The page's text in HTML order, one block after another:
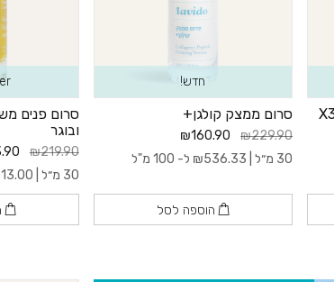
חדש!
סרום ממצק קולגן+
₪229.90
₪160.90
30 מ״ל |
₪536.33 ל- 100 מ"ל
הוספה לסל
סרום פנים
ובוגר
₪219.90
30 מ״ל |